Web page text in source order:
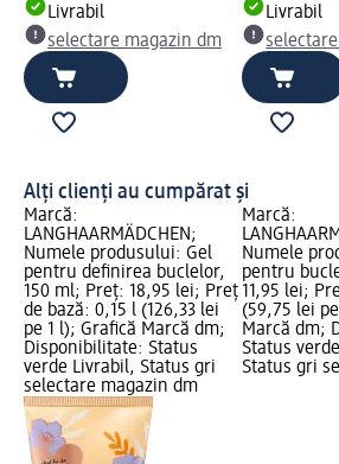
Livrabil
selectare magazin dm
Livrabil
Alți clienți au cumpărat și
Marcă:
LANGHAARMÄDCHEN;
Numele produsului: Gel
pentru definirea buclelor,
150 ml; Preț: 18,95 lei; Preț
de bază: 0,15 l (126,33 lei
pe 1 l); Grafică Marcă dm;
Disponibilitate: Status
verde Livrabil, Status gri
selectare magazin dm
Marcă:
Numele
pentru
11,95 lei;
(59,75 lei
Marcă dm;
Status
Status gri